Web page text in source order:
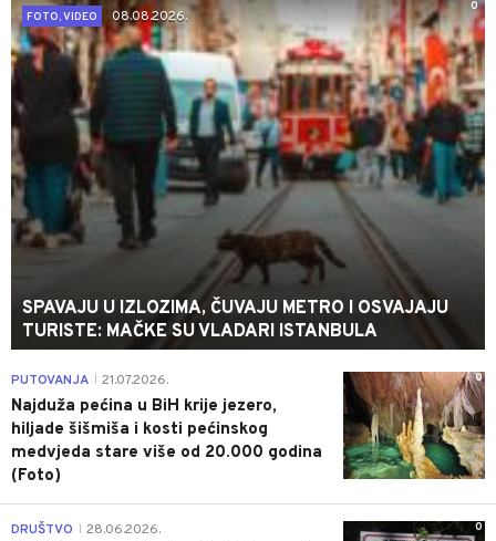
0
FOTO, VIDEO
08.08.2026.
SPAVAJU U IZLOZIMA, ČUVAJU METRO I OSVAJAJU
TURISTE: MAČKE SU VLADARI ISTANBULA
0
PUTOVANJA 21.07.2026.
Najduža pećina u BiH krije jezero,
hiljade šišmiša i kosti pećinskog
medvjeda stare više od 20.000 godina
(Foto)
0
DRUŠTVO 28.06.2026.